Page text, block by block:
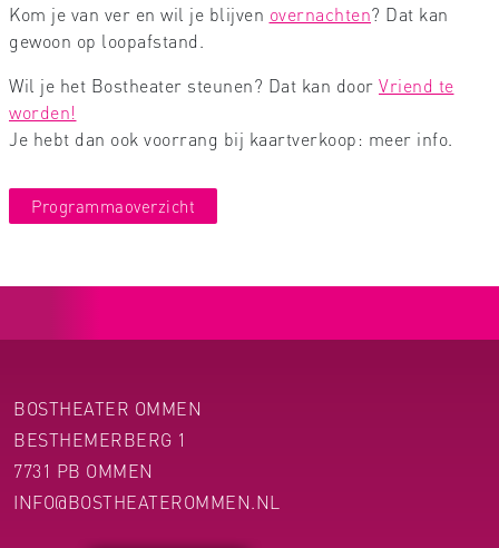
Kom je van ver en wil je blijven overnachten? Dat kan
gewoon op loopafstand.
Wil je het Bostheater steunen? Dat kan door Vriend te
worden!
Je hebt dan ook voorrang bij kaartverkoop: meer info.
Programmaoverzicht
BOSTHEATER OMMEN
BESTHEMERBERG 1
7731 PB OMMEN
INFO@BOSTHEATEROMMEN.NL